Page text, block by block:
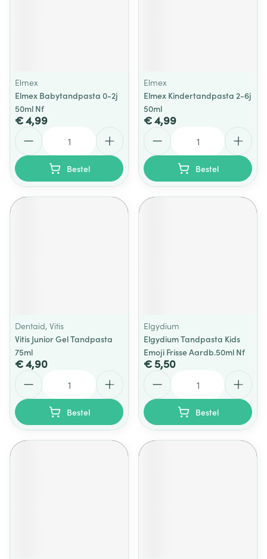
Elmex
Elmex Babytandpasta 0-2j
50ml Nf
€ 4,99
Bestel
Elmex
Elmex Kindertandpasta 2-6j
50ml
€ 4,99
Bestel
Dentaid, Vitis
Vitis Junior Gel Tandpasta
75ml
€ 4,90
Bestel
Elgydium
Elgydium Tandpasta Kids
Emoji Frisse Aardb.50ml Nf
€ 5,50
Bestel